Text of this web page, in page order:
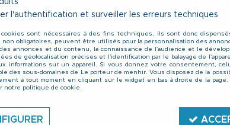
Jean Noir
49,99 €
Marque Jack & Jones.
l'authentification et surveiller les erreurs techniques
cookies sont nécessaires à des fins techniques, ils sont donc
non obligatoires, peuvent être utilisés pour la personnalisation des
annonces et du contenu, la connaissance de l'audience et le
de géolocalisation précises et l'identification par le balayage de
informations sur un appareil. Si vous donnez votre consentement,
des sous-domaines de Le porteur de menhir. Vous disposez de la
à tout moment en cliquant sur le widget en bas à droite de la page.
notre politique de cookie.